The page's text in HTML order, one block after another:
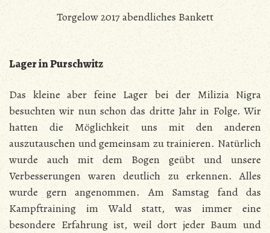
Torgelow 2017 abendliches Bankett
Lager in Purschwitz
Das kleine aber feine Lager bei der Milizia Nigra
besuchten wir nun schon das dritte Jahr in Folge. Wir
hatten die Möglichkeit uns mit den anderen
auszutauschen und gemeinsam zu trainieren. Natürlich
wurde auch mit dem Bogen geübt und unsere
Verbesserungen waren deutlich zu erkennen. Alles
wurde gern angenommen. Am Samstag fand das
Kampftraining im Wald statt, was immer eine
besondere Erfahrung ist, weil dort jeder Baum und